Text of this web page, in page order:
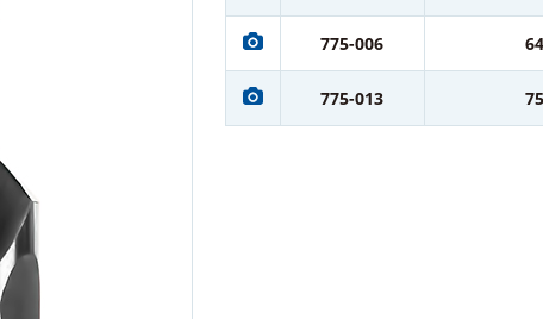
775-006 64
775-013 75